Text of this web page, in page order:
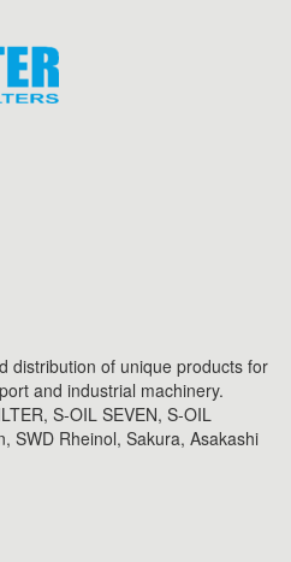
distribution of unique products for
and industrial machinery.
S-OIL SEVEN, S-OIL
SWD Rheinol, Sakura, Asakashi